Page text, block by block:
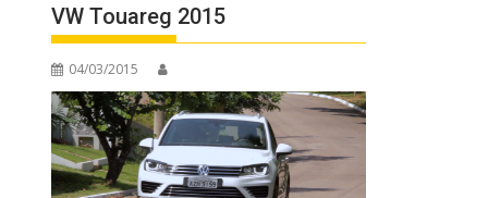
VW Touareg 2015
04/03/2015